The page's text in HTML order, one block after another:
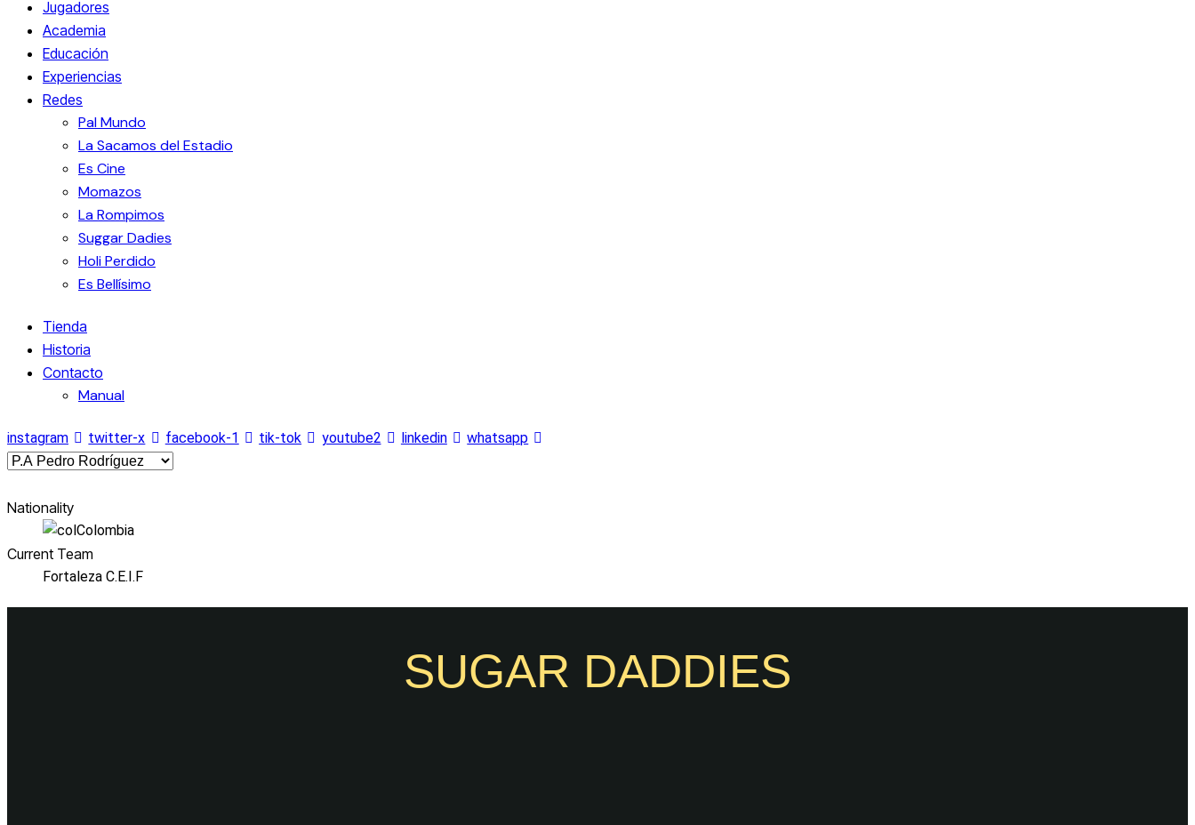
Jugadores
Academia
Educación
Experiencias
Redes
Pal Mundo
La Sacamos del Estadio
Es Cine
Momazos
La Rompimos
Suggar Dadies
Holi Perdido
Es Bellísimo
Tienda
Historia
Contacto
Manual
instagram twitter-x facebook-1 tik-tok youtube2 linkedin whatsapp
Nationality
Colombia
Current Team
Fortaleza C.E.I.F
SUGAR DADDIES